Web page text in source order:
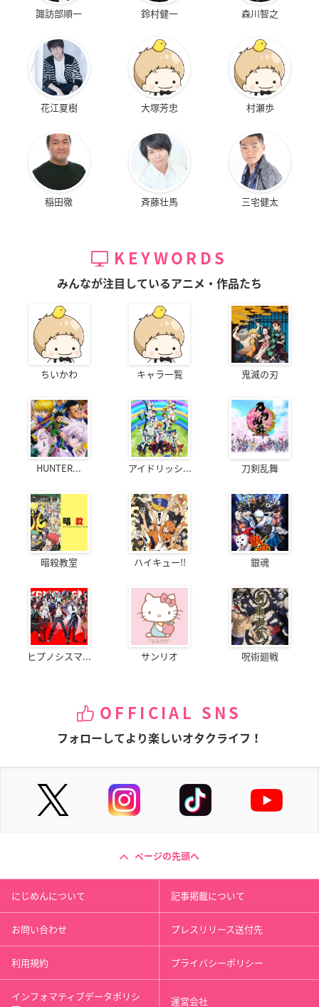
諏訪部順一 鈴村健一 森川智之
花江夏樹 大塚芳忠 村瀬歩
稲田徹 斉藤壮馬 三宅健太
KEYWORDS
みんなが注目しているアニメ・作品たち
ちいかわ キャラ一覧 鬼滅の刃
HUNTER... アイドリッシ... 刀剣乱舞
暗殺教室 ハイキュー!! 銀魂
ヒプノシスマ... サンリオ 呪術廻戦
OFFICIAL SNS
フォローしてより楽しいオタクライフ！
ページの先頭へ
にじめんについて 記事掲載について
お問い合わせ プレスリリース送付先
利用規約 プライバシーポリシー
インフォマティブデータポリシ 運営会社